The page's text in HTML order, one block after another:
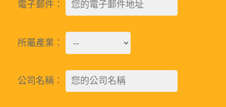
電子郵件：
所屬產業：
公司名稱：